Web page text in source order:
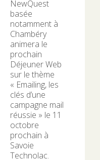
NewQuest
basée
notamment à
Chambéry
animera le
prochain
Déjeuner Web
sur le thème
« Emailing, les
clés d’une
campagne mail
réussie » le 11
octobre
prochain à
Savoie
Technolac.